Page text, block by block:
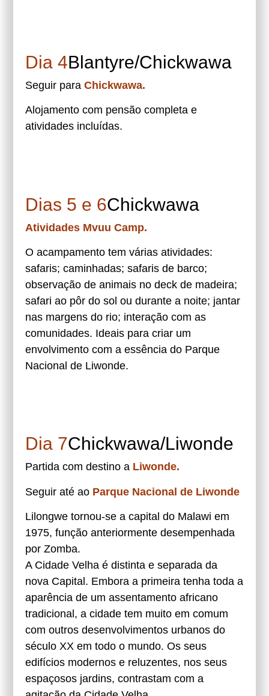
Dia 4Blantyre/Chickwawa
Seguir paraChickwawa.
Alojamento com pensão completa e
atividades incluídas.
Dias 5 e 6Chickwawa
Atividades Mvuu Camp.
O acampamento tem várias atividades:
safaris; caminhadas; safaris de barco;
observação de animais no deck de madeira;
safari ao pôr do sol ou durante a noite; jantar
nas margens do rio; interação com as
comunidades. Ideais para criar um
envolvimento com a essência do Parque
Nacional de Liwonde.
Dia 7Chickwawa/Liwonde
Partida com destino a Liwonde.
Seguir até ao Parque Nacional de Liwonde
Lilongwe tornou-se a capital do Malawi em
1975, função anteriormente desempenhada
por Zomba.
A Cidade Velha é distinta e separada da
nova Capital. Embora a primeira tenha toda a
aparência de um assentamento africano
tradicional, a cidade tem muito em comum
com outros desenvolvimentos urbanos do
século XX em todo o mundo. Os seus
edifícios modernos e reluzentes, nos seus
espaçosos jardins, contrastam com a